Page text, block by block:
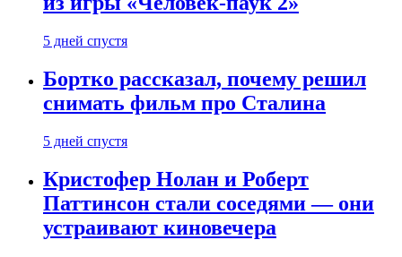
5 дней спустя
Бортко рассказал, почему решил
снимать фильм про Сталина
5 дней спустя
Кристофер Нолан и Роберт
Паттинсон стали соседями — они
устраивают киновечера